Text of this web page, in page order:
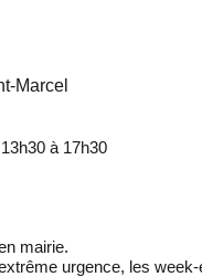
Marcel
à 17h30
mairie.
urgence, les